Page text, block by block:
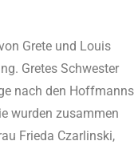
Grete und Louis
Gretes Schwester
nach den Hoffmanns
wurden zusammen
Frieda Czarlinski,